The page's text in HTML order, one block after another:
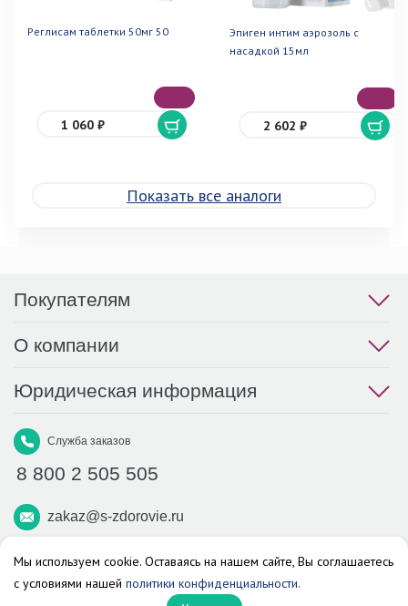
Реглисам таблетки 50мг 50
1 060 ₽
Эпиген интим аэрозоль с
насадкой 15мл
2 602 ₽
Показать все аналоги
Покупателям
О компании
Юридическая информация
Служба заказов
8 800 2 505 505
zakaz@s-zdorovie.ru
Макс Вконтакте Телеграм
Аптека «Здоровье»
Мы используем cookie. Оставаясь на нашем сайте, Вы соглашаетесь
с условиями нашей политики конфиденциальности.